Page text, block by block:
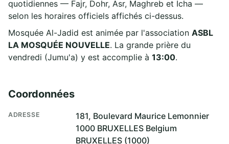
quotidiennes — Fajr, Dohr, Asr, Maghreb et Icha —
selon les horaires officiels affichés ci-dessus.
Mosquée Al-Jadid est animée par l'association ASBL
LA MOSQUÉE NOUVELLE. La grande prière du
vendredi (Jumu'a) y est accomplie à 13:00.
Coordonnées
ADRESSE
181, Boulevard Maurice Lemonnier
1000 BRUXELLES Belgium
BRUXELLES (1000)